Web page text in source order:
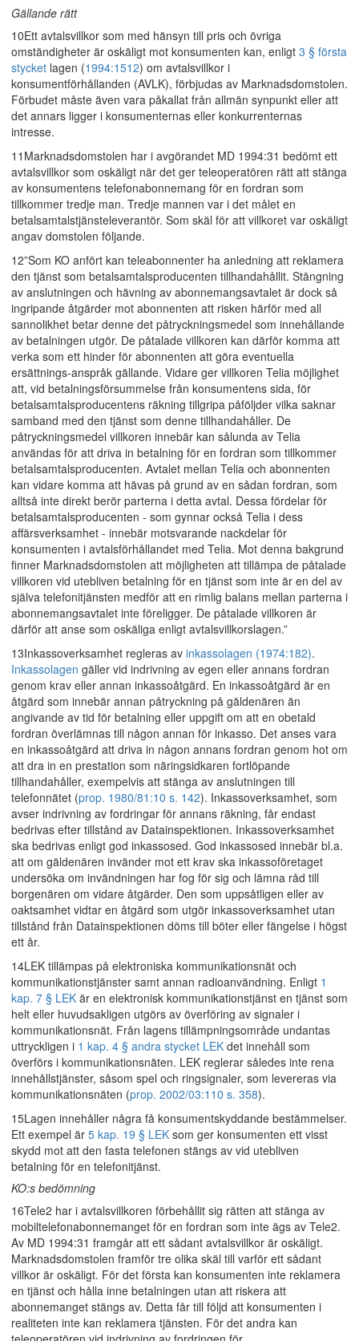
Gällande rätt
10Ett avtalsvillkor som med hänsyn till pris och övriga
omständigheter är oskäligt mot konsumenten kan, enligt 3 § första
stycket lagen (1994:1512) om avtalsvillkor i
konsumentförhållanden (AVLK), förbjudas av Marknadsdomstolen.
Förbudet måste även vara påkallat från allmän synpunkt eller att
det annars ligger i konsumenternas eller konkurrenternas
intresse.
11Marknadsdomstolen har i avgörandet MD 1994:31 bedömt ett
avtalsvillkor som oskäligt när det ger teleoperatören rätt att stänga
av konsumentens telefonabonnemang för en fordran som
tillkommer tredje man. Tredje mannen var i det målet en
betalsamtalstjänsteleverantör. Som skäl för att villkoret var oskäligt
angav domstolen följande.
12”Som KO anfört kan teleabonnenter ha anledning att reklamera
den tjänst som betalsamtalsproducenten tillhandahållit. Stängning
av anslutningen och hävning av abonnemangsavtalet är dock så
ingripande åtgärder mot abonnenten att risken härför med all
sannolikhet betar denne det påtryckningsmedel som innehållande
av betalningen utgör. De påtalade villkoren kan därför komma att
verka som ett hinder för abonnenten att göra eventuella
ersättnings-anspråk gällande. Vidare ger villkoren Telia möjlighet
att, vid betalningsförsummelse från konsumentens sida, för
betalsamtalsproducentens räkning tillgripa påföljder vilka saknar
samband med den tjänst som denne tillhandahåller. De
påtryckningsmedel villkoren innebär kan sålunda av Telia
användas för att driva in betalning för en fordran som tillkommer
betalsamtalsproducenten. Avtalet mellan Telia och abonnenten
kan vidare komma att hävas på grund av en sådan fordran, som
alltså inte direkt berör parterna i detta avtal. Dessa fördelar för
betalsamtalsproducenten - som gynnar också Telia i dess
affärsverksamhet - innebär motsvarande nackdelar för
konsumenten i avtalsförhållandet med Telia. Mot denna bakgrund
finner Marknadsdomstolen att möjligheten att tillämpa de påtalade
villkoren vid utebliven betalning för en tjänst som inte är en del av
själva telefonitjänsten medför att en rimlig balans mellan parterna i
abonnemangsavtalet inte föreligger. De påtalade villkoren är
därför att anse som oskäliga enligt avtalsvillkorslagen.”
13Inkassoverksamhet regleras av inkassolagen (1974:182).
Inkassolagen gäller vid indrivning av egen eller annans fordran
genom krav eller annan inkassoåtgärd. En inkassoåtgärd är en
åtgärd som innebär annan påtryckning på gäldenären än
angivande av tid för betalning eller uppgift om att en obetald
fordran överlämnas till någon annan för inkasso. Det anses vara
en inkassoåtgärd att driva in någon annans fordran genom hot om
att dra in en prestation som näringsidkaren fortlöpande
tillhandahåller, exempelvis att stänga av anslutningen till
telefonnätet (prop. 1980/81:10 s. 142). Inkassoverksamhet, som
avser indrivning av fordringar för annans räkning, får endast
bedrivas efter tillstånd av Datainspektionen. Inkassoverksamhet
ska bedrivas enligt god inkassosed. God inkassosed innebär bl.a.
att om gäldenären invänder mot ett krav ska inkassoföretaget
undersöka om invändningen har fog för sig och lämna råd till
borgenären om vidare åtgärder. Den som uppsåtligen eller av
oaktsamhet vidtar en åtgärd som utgör inkassoverksamhet utan
tillstånd från Datainspektionen döms till böter eller fängelse i högst
ett år.
14LEK tillämpas på elektroniska kommunikationsnät och
kommunikationstjänster samt annan radioanvändning. Enligt 1
kap. 7 § LEK är en elektronisk kommunikationstjänst en tjänst som
helt eller huvudsakligen utgörs av överföring av signaler i
kommunikationsnät. Från lagens tillämpningsområde undantas
uttryckligen i 1 kap. 4 § andra stycket LEK det innehåll som
överförs i kommunikationsnäten. LEK reglerar således inte rena
innehållstjänster, såsom spel och ringsignaler, som levereras via
kommunikationsnäten (prop. 2002/03:110 s. 358).
15Lagen innehåller några få konsumentskyddande bestämmelser.
Ett exempel är 5 kap. 19 § LEK som ger konsumenten ett visst
skydd mot att den fasta telefonen stängs av vid utebliven
betalning för en telefonitjänst.
KO:s bedömning
16Tele2 har i avtalsvillkoren förbehållit sig rätten att stänga av
mobiltelefonabonnemanget för en fordran som inte ägs av Tele2.
Av MD 1994:31 framgår att ett sådant avtalsvillkor är oskäligt.
Marknadsdomstolen framför tre olika skäl till varför ett sådant
villkor är oskäligt. För det första kan konsumenten inte reklamera
en tjänst och hålla inne betalningen utan att riskera att
abonnemanget stängs av. Detta får till följd att konsumenten i
realiteten inte kan reklamera tjänsten. För det andra kan